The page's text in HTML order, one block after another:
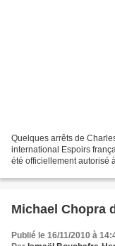
Quelques arrêts de
international Espoirs
été officiellement autorisé
Michael Chopra
Publié le 16/11/2010 à